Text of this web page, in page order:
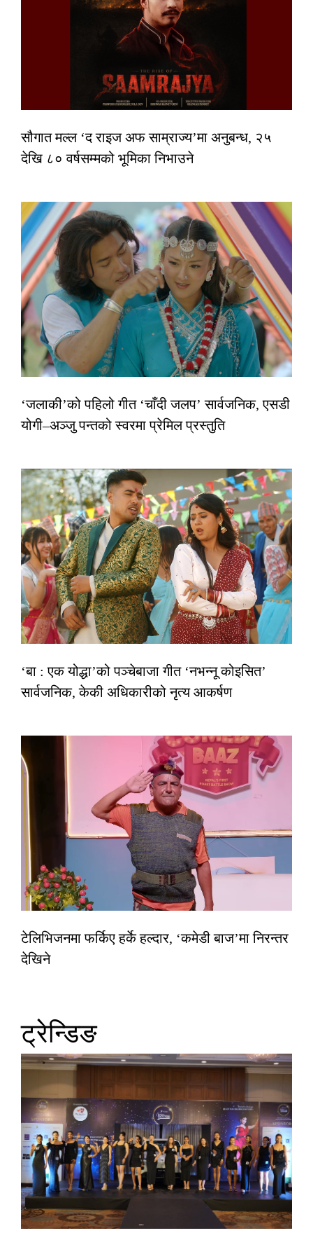
सौगात मल्ल ‘द राइज अफ साम्राज्य’मा अनुबन्ध, २५
देखि ८० वर्षसम्मको भूमिका निभाउने
‘जलाकी’को पहिलो गीत ‘चाँदी जलप’ सार्वजनिक, एसडी
योगी–अञ्जु पन्तको स्वरमा प्रेमिल प्रस्तुति
‘बा : एक योद्धा’को पञ्चेबाजा गीत ‘नभन्नू कोइसित’
सार्वजनिक, केकी अधिकारीको नृत्य आकर्षण
टेलिभिजनमा फर्किए हर्के हल्दार, ‘कमेडी बाज’मा निरन्तर
देखिने
ट्रेन्डिङ